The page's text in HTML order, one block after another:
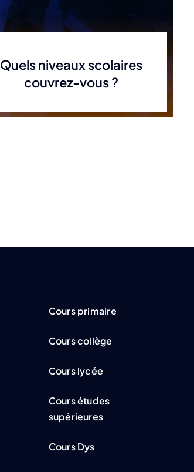
Quels niveaux scolaires
couvrez-vous ?
Cours primaire
Cours collège
Cours lycée
Cours études
supérieures
Cours Dys